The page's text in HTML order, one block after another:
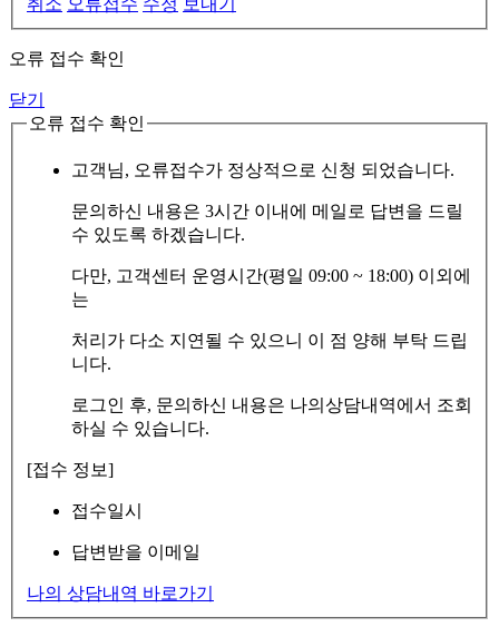
오류 접수 확인
닫기
오류 접수 확인
고객님, 오류접수가 정상적으로 신청 되었습니다.
문의하신 내용은 3시간 이내에 메일로 답변을 드릴
수 있도록 하겠습니다.
다만, 고객센터 운영시간(평일 09:00 ~ 18:00) 이외에
는
처리가 다소 지연될 수 있으니 이 점 양해 부탁 드립
니다.
로그인 후, 문의하신 내용은 나의상담내역에서 조회
하실 수 있습니다.
[접수 정보]
접수일시
답변받을 이메일
나의 상담내역 바로가기